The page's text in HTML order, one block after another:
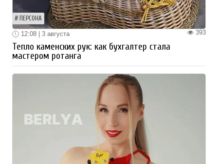
ПЕРСОНА
393
12:08 | 3 августа
Тепло каменских рук: как бухгалтер стала
мастером ротанга